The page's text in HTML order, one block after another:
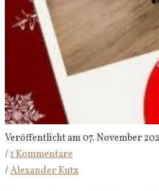
Veröffentlicht am 07. November
/1 Kommentare
/Alexander Kutz